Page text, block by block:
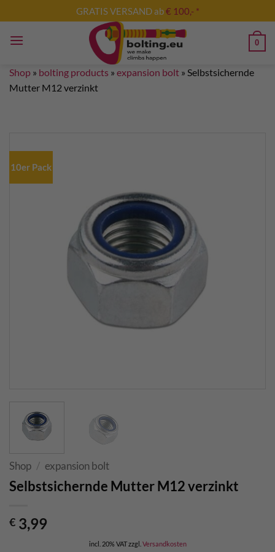
to
content
GRATIS VERSAND ab€ 100,- *
0
Shop » bolting products » expansion bolt » Selbstsichernde
Mutter M12 verzinkt
10er Pack
Shop / expansion bolt
Selbstsichernde Mutter M12 verzinkt
€ 3,99
incl. 20% VATzzgl. Versandkosten